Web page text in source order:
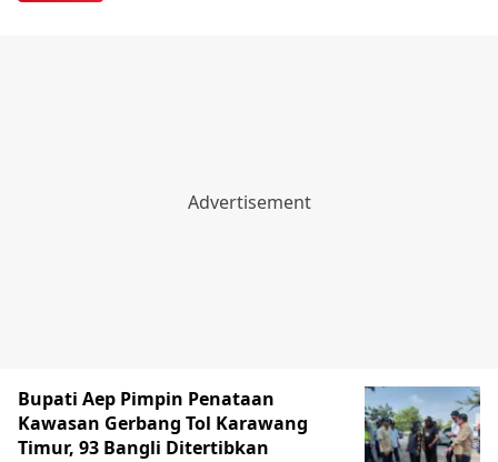
Bupati Aep Pimpin Penataan
Kawasan Gerbang Tol Karawang
Timur, 93 Bangli Ditertibkan